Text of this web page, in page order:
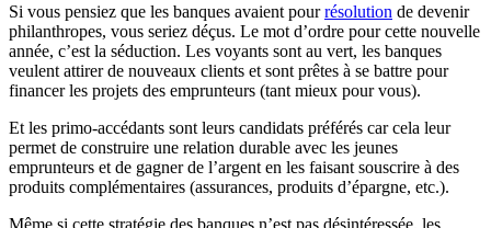
Si vous pensiez que les banques avaient pourrésolution de devenir
philanthropes, vous seriez déçus. Le mot d’ordre pour cette nouvelle
année, c’est la séduction. Les voyants sont au vert, les banques
veulent attirer de nouveaux clients et sont prêtes à se battre pour
financer les projets des emprunteurs (tant mieux pour vous).
Et les primo-accédants sont leurs candidats préférés car cela leur
permet de construire une relation durable avec les jeunes
emprunteurs et de gagner de l’argent en les faisant souscrire à des
produits complémentaires (assurances, produits d’épargne, etc.).
Même si cette stratégie des banques n’est pas désintéressée, les